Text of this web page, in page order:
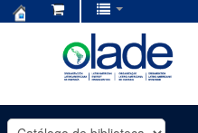
OLADE